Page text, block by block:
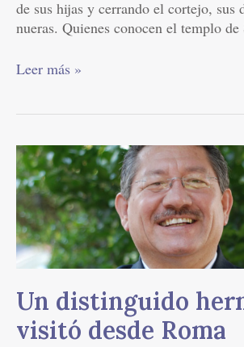
de sus hijas y cerrando el cortejo, sus
nueras. Quienes conocen el templo de
Leer más »
Un distinguido
visitó desde Roma
Un
distinguido
hermano
nos
visitó
desde
Roma